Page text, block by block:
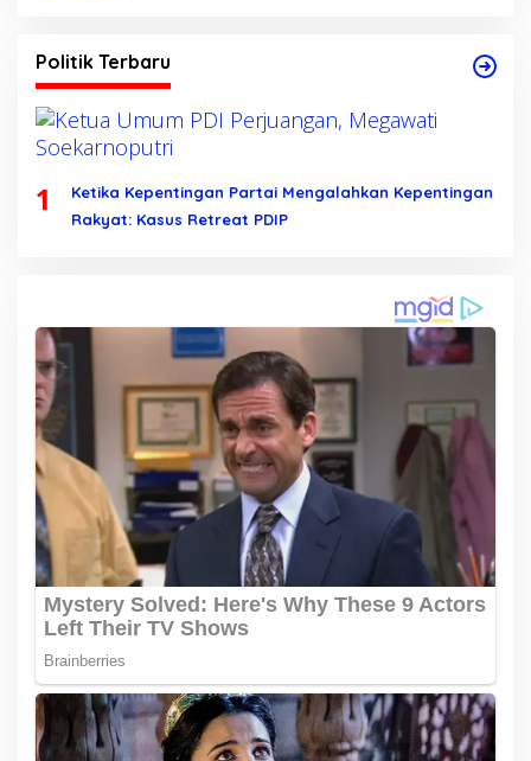
Politik Terbaru
1
Ketika Kepentingan Partai Mengalahkan Kepentingan
Rakyat: Kasus Retreat PDIP